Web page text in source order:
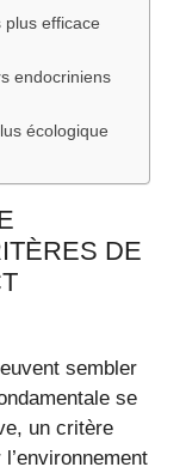
plus efficace
endocriniens
écologique
DE
sembler
se
un critère